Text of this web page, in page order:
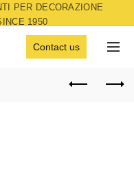
PER DECORAZIONE
1950
Contact us